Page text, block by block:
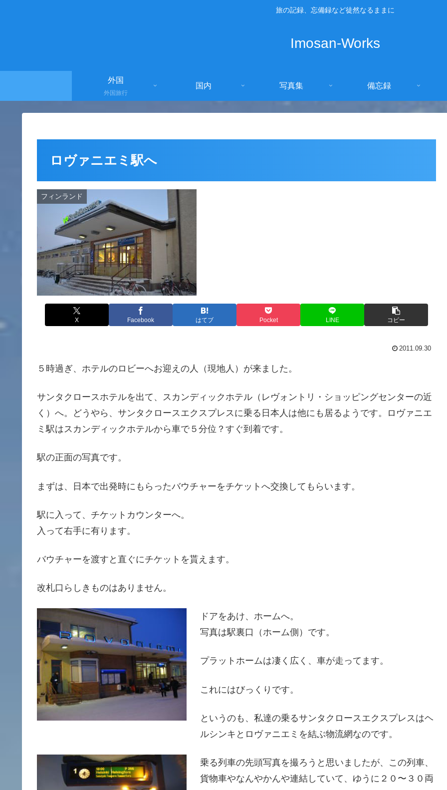
旅の記録、忘備録など徒然なるままに
Imosan-Works
外国
外国旅行
国内 写真集 備忘録
ロヴァニエミ駅へ
フィンランド
X Facebook はてブ Pocket LINE コピー
2011.09.30
５時過ぎ、ホテルのロビーへお迎えの人（現地人）が来ました。
サンタクロースホテルを出て、スカンディックホテル（レヴォントリ・ショッピングセンターの近
く）へ。どうやら、サンタクロースエクスプレスに乗る日本人は他にも居るようです。ロヴァニエ
ミ駅はスカンディックホテルから車で５分位？すぐ到着です。
駅の正面の写真です。
まずは、日本で出発時にもらったバウチャーをチケットへ交換してもらいます。
駅に入って、チケットカウンターへ。
入って右手に有ります。
バウチャーを渡すと直ぐにチケットを貰えます。
改札口らしきものはありません。
ドアをあけ、ホームへ。
写真は駅裏口（ホーム側）です。
プラットホームは凄く広く、車が走ってます。
これにはびっくりです。
というのも、私達の乗るサンタクロースエクスプレスはヘ
ルシンキとロヴァニエミを結ぶ物流網なのです。
乗る列車の先頭写真を撮ろうと思いましたが、この列車、
貨物車やなんやかんや連結していて、ゆうに２０〜３０両